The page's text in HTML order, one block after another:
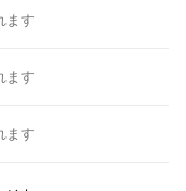
ます
ます
ます